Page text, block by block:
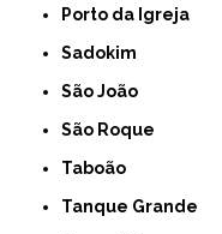
Porto da Igreja
Sadokim
São João
São Roque
Taboão
Tanque Grande